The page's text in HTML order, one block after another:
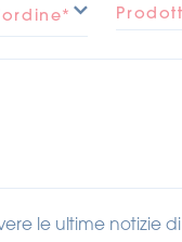
le ultime notizie